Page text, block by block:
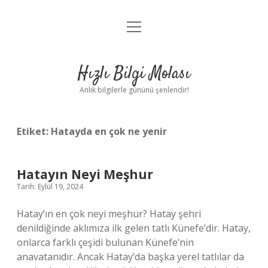
Anasayfa
Yasal Uyarı
menüyü
Hızlı Bilgi Molası
Anlık bilgilerle gününü şenlendir!
Etiket: Hatayda en çok ne yenir
Hatayın Neyi Meşhur
Tarih: Eylül 19, 2024
Hatay’ın en çok neyi meşhur? Hatay şehri
denildiğinde aklımıza ilk gelen tatlı Künefe’dir. Hatay,
onlarca farklı çeşidi bulunan Künefe’nin
anavatanıdır. Ancak Hatay’da başka yerel tatlılar da